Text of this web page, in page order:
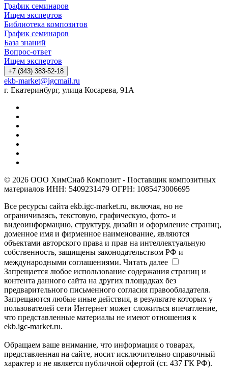
График семинаров
Ищем экспертов
Библиотека композитов
График семинаров
База знаний
Вопрос-ответ
Ищем экспертов
+7 (343) 383-52-18
ekb-market@igcmail.ru
г. Екатеринбург, улица Косарева, 91А
© 2026 ООО ХимСнаб Композит - Поставщик композитных
материалов ИНН: 5409231479 ОГРН: 1085473006695
Все ресурсы сайта ekb.igc-market.ru, включая, но не
ограничиваясь, текстовую, графическую, фото- и
видеоинформацию, структуру, дизайн и оформление страниц,
доменное имя и фирменное наименование, являются
объектами авторского права и прав на интеллектуальную
собственность, защищены законодательством РФ и
международными соглашениями. Читать далее
Запрещается любое использование содержания страниц и
контента данного сайта на других площадках без
предварительного письменного согласия правообладателя.
Запрещаются любые иные действия, в результате которых у
пользователей сети Интернет может сложиться впечатление,
что представленные материалы не имеют отношения к
ekb.igc-market.ru.
Обращаем ваше внимание, что информация о товарах,
представленная на сайте, носит исключительно справочный
характер и не является публичной офертой (ст. 437 ГК РФ).